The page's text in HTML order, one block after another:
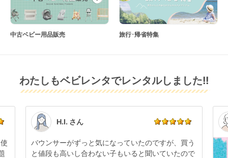
中古ベビー用品販売 旅行･帰省特集
わたしもベビレンタでレンタルしました!!
H.I. さん
バウンサーがずっと気になっていたのですが、買う
と値段も高いし合わない子もいると聞いていたので